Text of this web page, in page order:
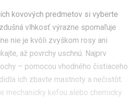
kovových predmetov si vyberte
vlhkosť výrazne spomaľuje
nie je kvôli zvyškom rosy ani
až povrchy uschnú. Najprv
– pomocou vhodného čistiaceho
ich zbavte mastnoty a nečistôt.
mechanicky kefou alebo chemicky